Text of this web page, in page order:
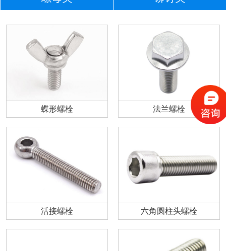
蝶形螺栓 法兰螺栓
活接螺栓 六角圆柱头螺栓